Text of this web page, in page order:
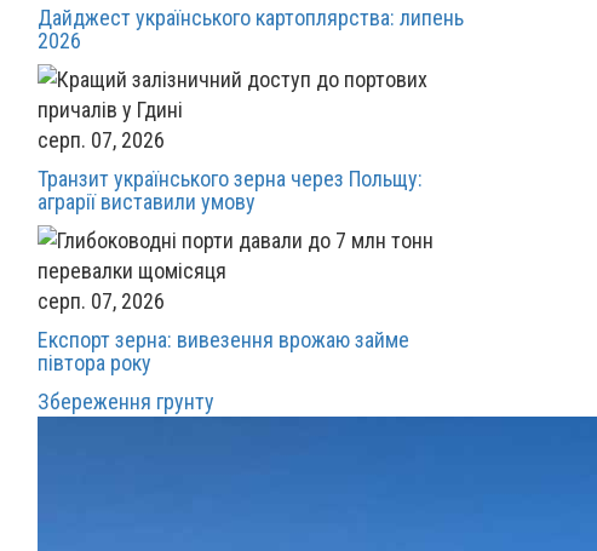
Дайджест українського картоплярства: липень
2026
серп. 07, 2026
Транзит українського зерна через Польщу:
аграрії виставили умову
серп. 07, 2026
Експорт зерна: вивезення врожаю займе
півтора року
Збереження грунту